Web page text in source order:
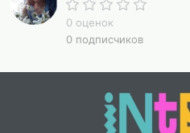
символе, который выпал на
Например:
Если выпал символ
добавить в историю
0 оценок
0 подписчиков